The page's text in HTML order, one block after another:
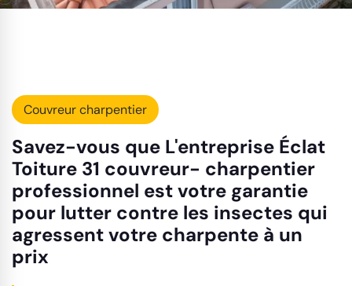
Couvreur charpentier
Savez-vous que L'entreprise Éclat
Toiture 31 couvreur- charpentier
professionnel est votre garantie
pour lutter contre les insectes qui
agressent votre charpente à un
prix